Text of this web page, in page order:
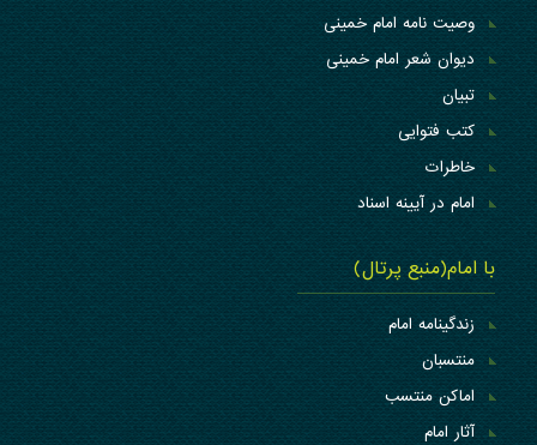
وصیت نامه امام خمینی
دیوان شعر امام خمینی
تبیان
کتب فتوایی
خاطرات
امام در آیینه اسناد
با امام(منبع پرتال)
زندگینامه امام
منتسبان
اماکن منتسب
آثار امام